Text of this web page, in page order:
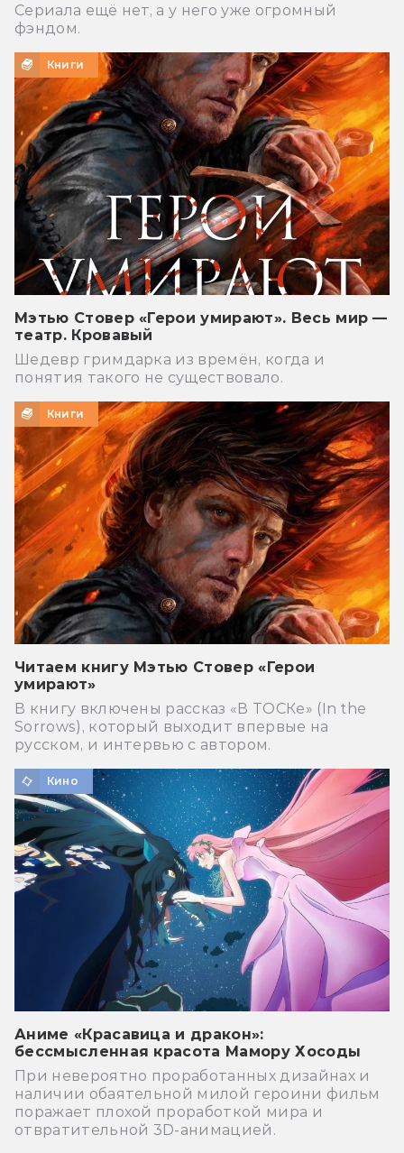
Сериала ещё нет, а у него уже огромный
фэндом.
Книги
Мэтью Стовер «Герои умирают». Весь мир —
театр. Кровавый
Шедевр гримдарка из времён, когда и
понятия такого не существовало.
Книги
Читаем книгу Мэтью Стовер «Герои
умирают»
В книгу включены рассказ «В ТОСКе» (In the
Sorrows), который выходит впервые на
русском, и интервью с автором.
Кино
Аниме «Красавица и дракон»:
бессмысленная красота Мамору Хосоды
При невероятно проработанных дизайнах и
наличии обаятельной милой героини фильм
поражает плохой проработкой мира и
отвратительной 3D-анимацией.